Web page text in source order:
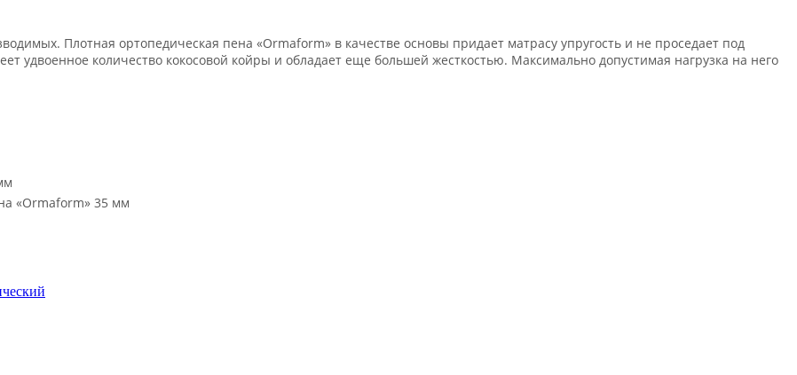
Плотная ортопедическая пена «Ormaform» в качестве основы придает матрасу упругость и не проседает под
удвоенное количество кокосовой койры и обладает еще большей жесткостью. Максимально допустимая нагрузка на него
«Ormaform» 35 мм